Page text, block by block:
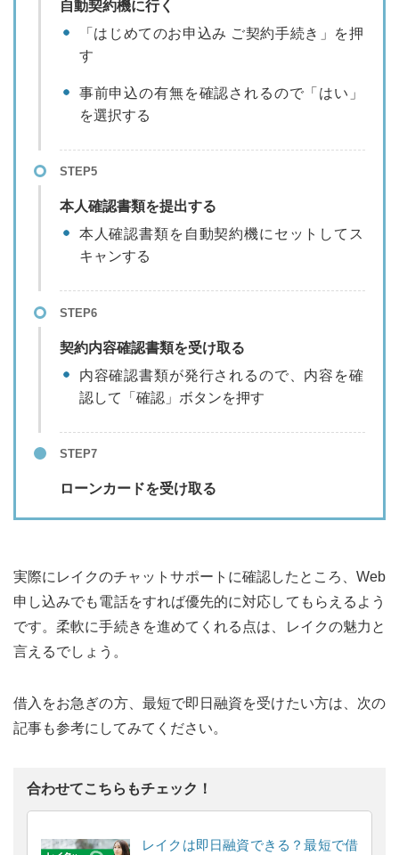
自動契約機に行く
「はじめてのお申込み ご契約手続き」を押
す
事前申込の有無を確認されるので「はい」
を選択する
STEP5
本人確認書類を提出する
本人確認書類を自動契約機にセットしてス
キャンする
STEP6
契約内容確認書類を受け取る
内容確認書類が発行されるので、内容を確
認して「確認」ボタンを押す
STEP7
ローンカードを受け取る
実際にレイクのチャットサポートに確認したところ、Web
申し込みでも電話をすれば優先的に対応してもらえるよう
です。柔軟に手続きを進めてくれる点は、レイクの魅力と
言えるでしょう。
借入をお急ぎの方、最短で即日融資を受けたい方は、次の
記事も参考にしてみてください。
合わせてこちらもチェック！
レイクは即日融資できる？最短で借